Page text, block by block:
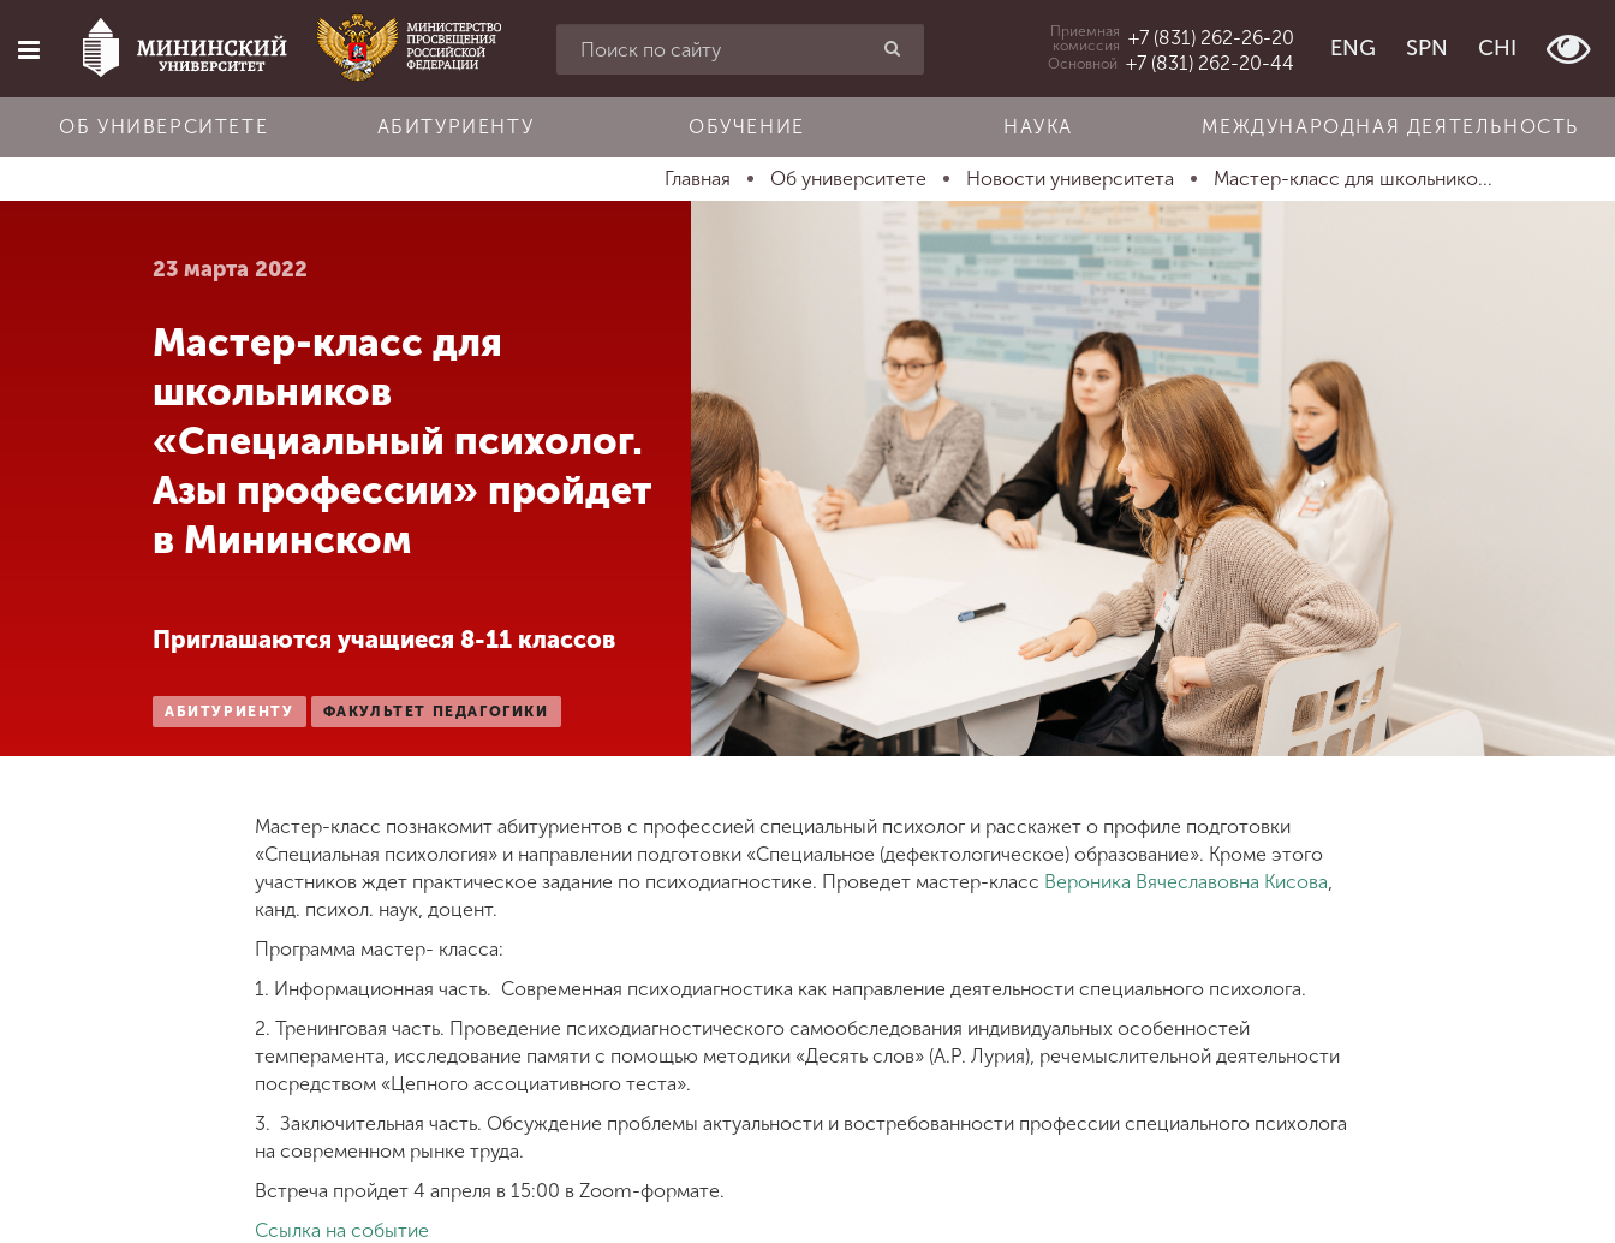
Главная
Об университете
Абитуриенту
Обучение
деятельности
Приемная
комиссия +7 (831) 262-26-20
Основной +7 (831) 262-20-44
ENG SPN CHI
ОБ УНИВЕРСИТЕТЕ АБИТУРИЕНТУ ОБУЧЕНИЕ НАУКА МЕЖДУНАРОДНАЯ ДЕЯТЕЛЬНОСТЬ
Главная Об университете Новости университета Мастер-класс для школьнико...
23 марта 2022
Мастер-класс для
школьников
«Специальный психолог.
Азы профессии» пройдет
в Мининском
Приглашаются учащиеся 8-11 классов
АБИТУРИЕНТУ ФАКУЛЬТЕТ ПЕДАГОГИКИ
Мастер-класс познакомит абитуриентов с профессией специальный психолог и расскажет о профиле подготовки
«Специальная психология» и направлении подготовки «Специальное (дефектологическое) образование». Кроме этого
участников ждет практическое задание по психодиагностике. Проведет мастер-класс Вероника Вячеславовна Кисова,
канд. психол. наук, доцент.
Программа мастер- класса:
1. Информационная часть. Современная психодиагностика как направление деятельности специального психолога.
2. Тренинговая часть. Проведение психодиагностического самообследования индивидуальных особенностей
темперамента, исследование памяти с помощью методики «Десять слов» (А.Р. Лурия), речемыслительной деятельности
посредством «Цепного ассоциативного теста».
3. Заключительная часть. Обсуждение проблемы актуальности и востребованности профессии специального психолога
на современном рынке труда.
Встреча пройдет 4 апреля в 15:00 в Zoom-формате.
Ссылка на событие